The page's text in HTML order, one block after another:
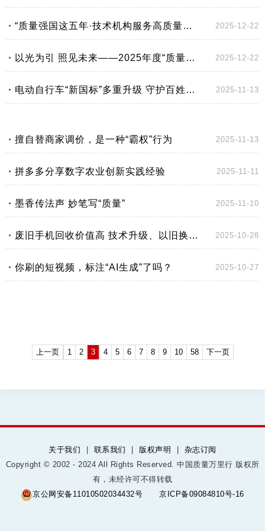
“质量强国这五年·技术机构服务高质量发展”典型案例征集结果发布 2025-12-22
以光为引 照见未来——2025年度“质量之光”论坛观点集萃 2025-12-22
电动自行车“新国标”多重升级 守护百姓出行安全 2025-11-13
擅自替商家调价，是一种“霸权”行为 2025-11-13
拼多多分享数字农业创新实践经验 2025-11-11
墨香传法声 妙笔写“质量” 2025-11-10
废旧手机回收价值高 技术升级、以旧换新政策有望激活市场 2025-10-28
你刷的短视频，标注“AI生成”了吗？ 2025-10-27
上一页 1 2 3 4 5 6 7 8 9 10 58 下一页
关于我们 联系我们 版权声明
杂志订阅
Copyright © 2002 - 2024 All Rights Reserved. 中国质量万里行 版权所
有，未经许可不得转载
京公网安备11010502034432号
京ICP备09084810号-16